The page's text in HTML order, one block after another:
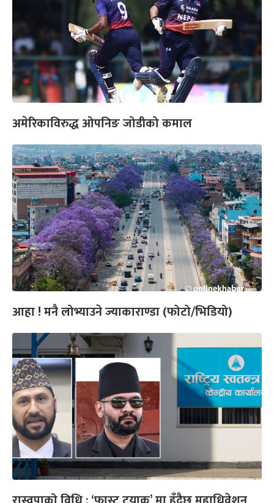
अमेरिकाविरुद्ध ओपनिङ जोडीको कमाल
आहा ! मनै लोभ्याउने ज्याकाराण्डा (फोटो/भिडियो)